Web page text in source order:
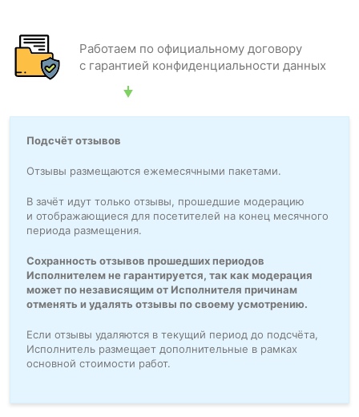
Работаем по официальному договору
с гарантией конфиденциальности данных
Подсчёт отзывов
Отзывы размещаются ежемесячными пакетами.
В зачёт идут только отзывы, прошедшие модерацию
и отображающиеся для посетителей на конец месячного
периода размещения.
Сохранность отзывов прошедших периодов
Исполнителем не гарантируется, так как модерация
может по независящим от Исполнителя причинам
отменять и удалять отзывы по своему усмотрению.
Если отзывы удаляются в текущий период до подсчёта,
Исполнитель размещает дополнительные в рамках
основной стоимости работ.